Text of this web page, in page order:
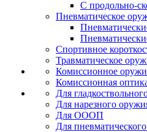
С продольно-
Пневматическое
Спортивное
Травматическое
Комиссионное
Комиссионная
Для
Для нарезного
Для ОООП
Для